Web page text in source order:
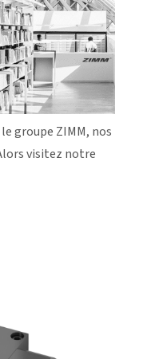
groupe ZIMM, nos
visitez notre